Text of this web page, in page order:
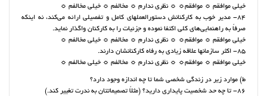
خیلی موافقم ☼ موافقم☼ ☼ نظری ندارم ☼ مخالفم ☼ خیلی مخالفم ☼
84- مدیر خوب به کارکنانش دستورالعملهای کامل و تفصیلی ارائه می‌کند، نه اینکه
صرفاً به راهنمایی‌های کلی اکتفا نموده و جزئیات را به کارکنان واگذار نماید.
خیلی موافقم ☼ موافقم☼ ☼ نظری ندارم ☼ مخالفم ☼ خیلی مخالفم ☼
85- اکثر سازمانها علاقه‌ زیادی به رفاه کارکنانشان دارند.
خیلی موافقم ☼ موافقم☼ ☼ نظری ندارم ☼ مخالفم ☼ خیلی مخالفم ☼
ط) موارد زیر در زندگی شخصی شما تا چه اندازه وجود دارد؟
86- تا چه حد شخصیت پایداری دارید؟ (مثلاً تصمیماتتان به ندرت تغییر کند.)